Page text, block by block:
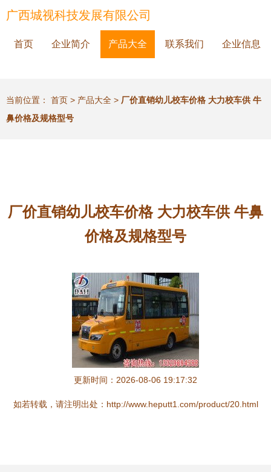
广西城视科技发展有限公司
首页 企业简介 产品大全 联系我们 企业信息
当前位置： 首页 > 产品大全 > 厂价直销幼儿校车价格 大力校车供 牛
鼻价格及规格型号
厂价直销幼儿校车价格 大力校车供 牛鼻
价格及规格型号
更新时间：2026-08-06 19:17:32
如若转载，请注明出处：http://www.heputt1.com/product/20.html